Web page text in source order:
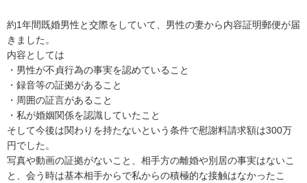
約1年間既婚男性と交際をしていて、男性の妻から内容証明郵便が届
きました。
内容としては
・男性が不貞行為の事実を認めていること
・録音等の証拠があること
・周囲の証言があること
・私が婚姻関係を認識していたこと
そして今後は関わりを持たないという条件で慰謝料請求額は300万
円でした。
写真や動画の証拠がないこと、相手方の離婚や別居の事実はないこ
と、会う時は基本相手からで私からの積極的な接触はなかったこ